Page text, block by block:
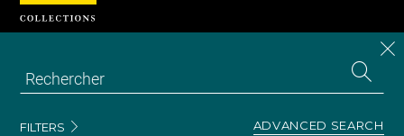
FILTERS ADVANCED SEARCH
Cookies management panel